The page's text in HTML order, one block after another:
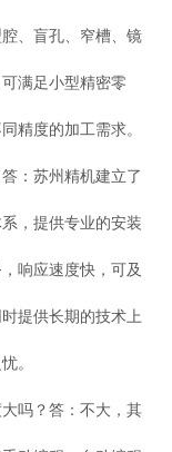
、盲孔、窄槽、镜
满足小型精密零
精度的加工需求。
：苏州精机建立了
，提供专业的安装
响应速度快，可及
提供长期的技术上
。
吗？答：不大，其